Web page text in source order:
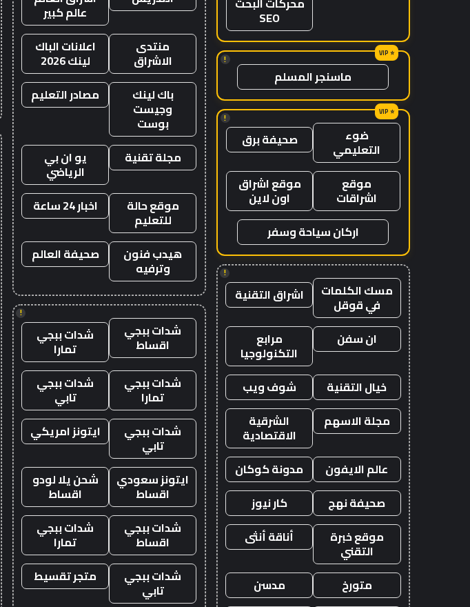
SEO
!
ماسنجر المسلم
!
ضوء
التعليمي صحيفة برق
موقع
اشراقات
موقع اشراق
اون لاين
اركان سياحة وسفر
!
مسك الكلمات
في قوقل اشراق التقنية
ان سفن مرابع
التكنولوجيا
خيال التقنية
شوف ويب
مجلة الاسهم
الشرقية
الاقتصادية
عالم الايفون
مدونة كوكان
صحيفة نهج
كار نيوز
موقع خبرة
التقني
أناقة أنثى
متورخ
مدسن
عالم كبير
منتدى
الاشراق
اعلانات الباك
لينك 2026
باك لينك
وجيست
بوست
مصادر التعليم
مجلة تقنية يو ان بي
الرياضي
موقع حالة
للتعليم
اخبار 24 ساعة
هيدب فنون
وترفيه
صحيفة العالم
!
شدات ببجي
اقساط شدات ببجي
تمارا
شدات ببجي
تمارا
شدات ببجي
تابي
شدات ببجي
تابي
ايتونز امريكي
ايتونز سعودي
اقساط
شحن يلا لودو
اقساط
شدات ببجي
اقساط
شدات ببجي
تمارا
شدات ببجي
تابي
متجر تقسيط